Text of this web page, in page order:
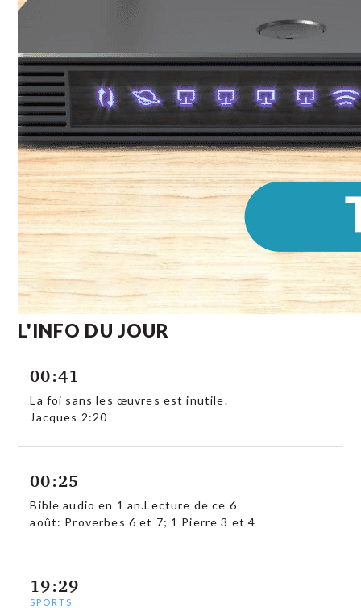
L'INFO DU JOUR
00:41
La foi sans les œuvres est inutile.
Jacques 2:20
00:25
Bible audio en 1 an.Lecture de ce 6
août: Proverbes 6 et 7; 1 Pierre 3 et 4
19:29
SPORTS